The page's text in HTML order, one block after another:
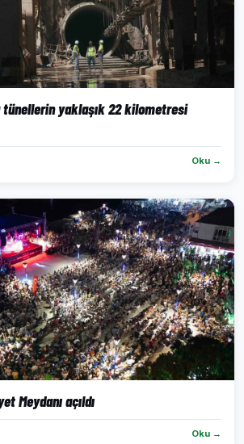
tünellerin yaklaşık 22 kilometresi
Oku →
Meydanı açıldı
Oku →